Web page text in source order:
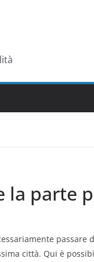
la parte
città. Qui è